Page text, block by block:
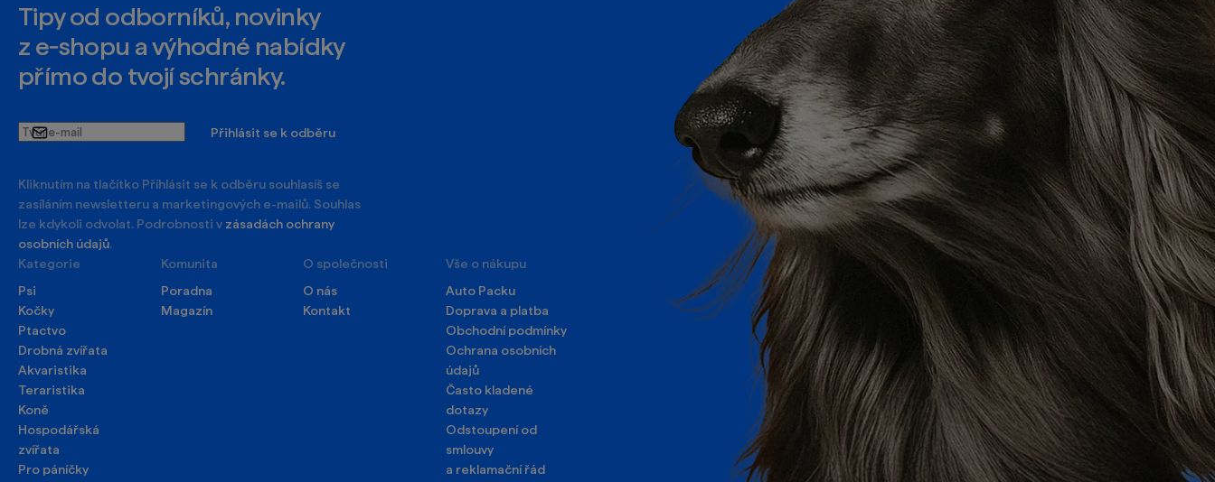
Tipy od odborníků, novinky
z e‑shopu a výhodné nabídky
přímo do tvojí schránky.
Tvůj
e-
Přihlásit se k odběru
Kliknutím na tlačítko Příhlásit se k odběru souhlasíš se
zasíláním newsletteru a marketingových e-mailů. Souhlas
lze kdykoli odvolat. Podrobnosti v zásadách ochrany
osobních údajů.
Kategorie
Psi
Kočky
Ptactvo
Drobná zvířata
Akvaristika
Teraristika
Koně
Hospodářská
zvířata
Pro páníčky
Komunita
Poradna
Magazín
O společnosti
O nás
Kontakt
Vše o nákupu
Auto Packu
Doprava a platba
Obchodní podmínky
Ochrana osobních
údajů
Často kladené
dotazy
Odstoupení od
smlouvy
a reklamační řád